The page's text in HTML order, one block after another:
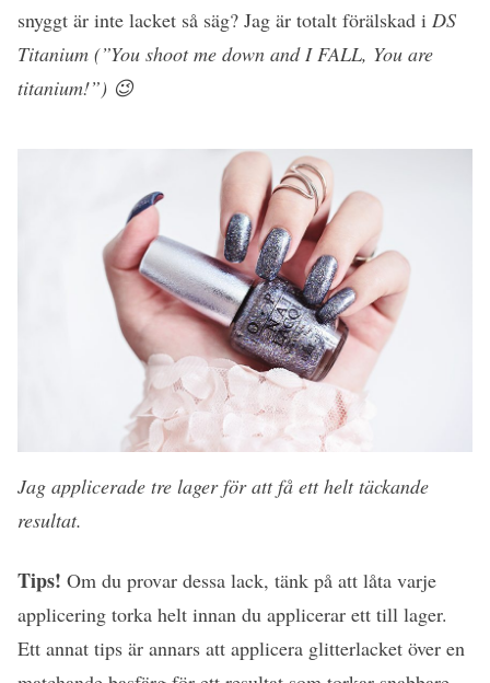
snyggt är inte lacket så säg? Jag är totalt förälskad i DS
Titanium (”You shoot me down and I FALL, You are
titanium!”) 😉
Jag applicerade tre lager för att få ett helt täckande
resultat.
Tips! Om du provar dessa lack, tänk på att låta varje
applicering torka helt innan du applicerar ett till lager.
Ett annat tips är annars att applicera glitterlacket över en